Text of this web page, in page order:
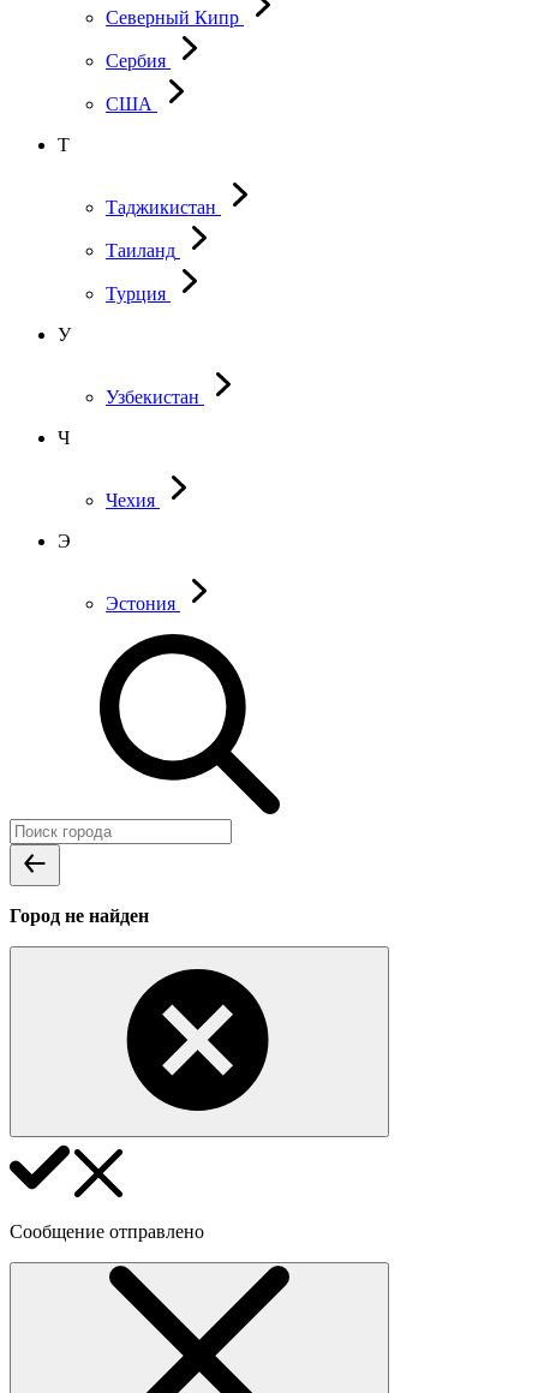
Северный Кипр
Сербия
США
Т
Таджикистан
Таиланд
Турция
У
Узбекистан
Ч
Чехия
Э
Эстония
Город не найден
Сообщение отправлено